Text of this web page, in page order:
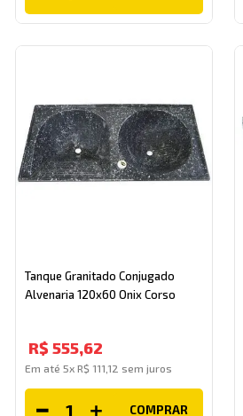
Tanque Granitado Conjugado
Alvenaria 120x60 Onix Corso
R$ 555,62
Em até5xR$ 111 12 sem juros
COMPRAR